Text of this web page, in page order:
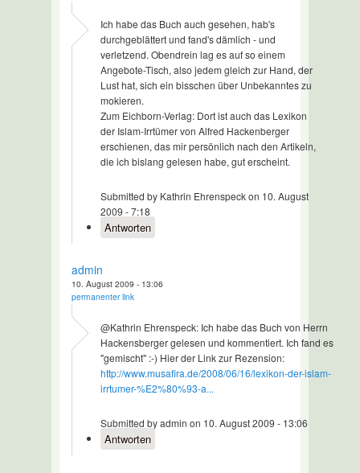
Ich habe das Buch auch gesehen, hab's
durchgeblättert und fand's dämlich - und
verletzend. Obendrein lag es auf so einem
Angebote-Tisch, also jedem gleich zur Hand, der
Lust hat, sich ein bisschen über Unbekanntes zu
mokieren.
Zum Eichborn-Verlag: Dort ist auch das Lexikon
der Islam-Irrtümer von Alfred Hackenberger
erschienen, das mir persönlich nach den Artikeln,
die ich bislang gelesen habe, gut erscheint.
Submitted by Kathrin Ehrenspeck on 10. August
2009 - 7:18
Antworten
admin
10. August 2009 - 13:06
permanenter link
@Kathrin Ehrenspeck: Ich habe das Buch von Herrn
Hackensberger gelesen und kommentiert. Ich fand es
"gemischt" :-) Hier der Link zur Rezension:
http://www.musafira.de/2008/06/16/lexikon-der-islam-
irrtumer-%E2%80%93-a...
Submitted by admin on 10. August 2009 - 13:06
Antworten